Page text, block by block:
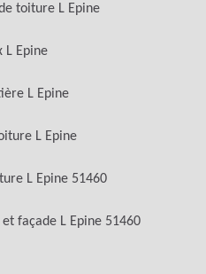
toiture L Epine
L Epine
L Epine
L Epine
L Epine 51460
façade L Epine 51460